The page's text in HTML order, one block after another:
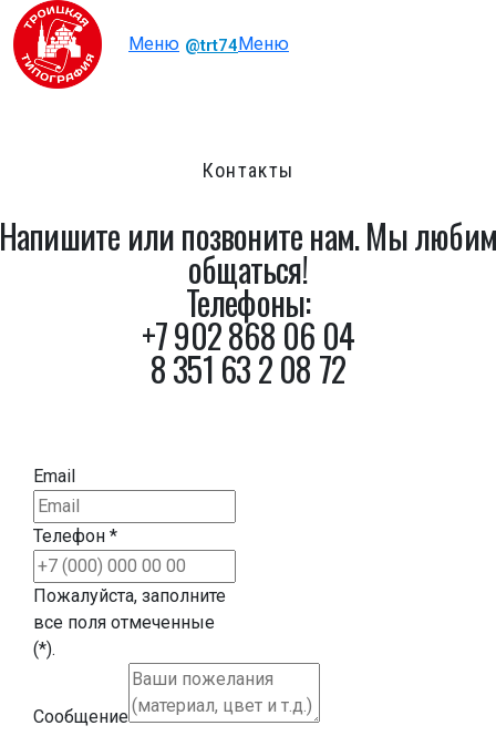
@trt74
Контакты
или позвоните нам. Мы
общаться!
Телефоны:
+7 902 868 06 04
8 351 63 2 08 72
Email
Телефон *
Пожалуйста, заполните
все поля отмеченные
(*).
Сообщение